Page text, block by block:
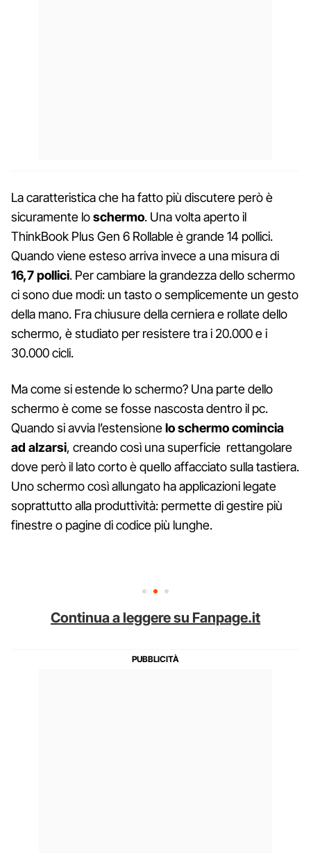
La caratteristica che ha fatto più discutere però è
sicuramente loschermo. Una volta aperto il
ThinkBook Plus Gen 6 Rollable è grande 14 pollici.
Quando viene esteso arriva invece a una misura di
16,7 pollici. Per cambiare la grandezza dello schermo
ci sono due modi: un tasto o semplicemente un gesto
della mano. Fra chiusure della cerniera e rollate dello
schermo, è studiato per resistere tra i 20.000 e i
30.000 cicli.
Ma come si estende lo schermo? Una parte dello
schermo è come se fosse nascosta dentro il pc.
Quando si avvia l’estensionelo schermo comincia
ad alzarsi, creando così una superficie rettangolare
dove però il lato corto è quello affacciato sulla tastiera.
Uno schermo così allungato ha applicazioni legate
soprattutto alla produttività: permette di gestire più
finestre o pagine di codice più lunghe.
Continua a leggere su Fanpage.it